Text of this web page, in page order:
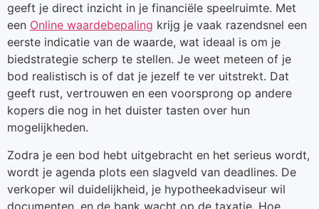
geeft je direct inzicht in je financiële speelruimte. Met
een Online waardebepaling krijg je vaak razendsnel een
eerste indicatie van de waarde, wat ideaal is om je
biedstrategie scherp te stellen. Je weet meteen of je
bod realistisch is of dat je jezelf te ver uitstrekt. Dat
geeft rust, vertrouwen en een voorsprong op andere
kopers die nog in het duister tasten over hun
mogelijkheden.
Zodra je een bod hebt uitgebracht en het serieus wordt,
wordt je agenda plots een slagveld van deadlines. De
verkoper wil duidelijkheid, je hypotheekadviseur wil
documenten, en de bank wacht op de taxatie. Hoe